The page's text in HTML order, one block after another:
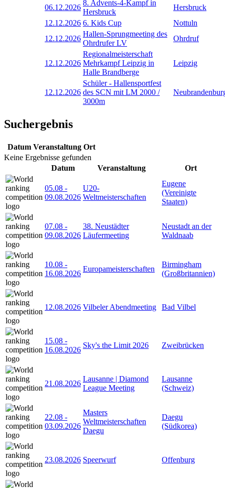
06.12.2026
8. Advents-4-Kampf in
Hersbruck
Hersbruck
12.12.2026 6. Kids Cup
Nottuln
12.12.2026
Hallen-Sprungmeeting des
Ohrdrufer LV
Ohrdruf
12.12.2026
Regionalmeisterschaft
Mehrkampf Leipzig in
Halle Brandberge
Leipzig
12.12.2026
Schüler - Hallensportfest
des SCN mit LM 2000 /
3000m
Suchergebnis
Datum Veranstaltung Ort
Keine Ergebnisse gefunden
Datum
Veranstaltung Ort
05.08 -
09.08.2026
U20-
Weltmeisterschaften
Eugene
(Vereinigte
Staaten)
07.08 -
09.08.2026
38. Neustädter
Läufermeeting
Neustadt an der
Waldnaab
10.08 -
16.08.2026
Europameisterschaften
Birmingham
(Großbritannien)
12.08.2026 Vilbeler Abendmeeting Bad Vilbel
15.08 -
16.08.2026
Sky's the Limit 2026 Zweibrücken
21.08.2026
Lausanne | Diamond
League Meeting
Lausanne
(Schweiz)
22.08 -
03.09.2026
Masters
Weltmeisterschaften
Daegu
Daegu
(Südkorea)
23.08.2026 Speerwurf Offenburg